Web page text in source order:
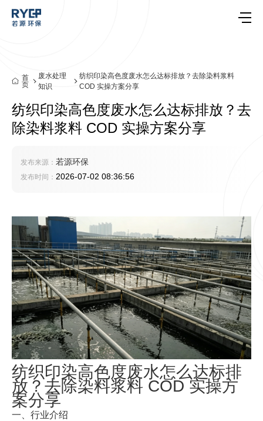
首
页
废水处理
知识
纺织印染高色度废水怎么达标排放？去除染料浆料
COD 实操方案分享
纺织印染高色度废水怎么达标排放？去
除染料浆料 COD 实操方案分享
发布来源： 若源环保
发布时间： 2026-07-02 08:36:56
纺织印染高色度废水怎么达标排
放？去除染料浆料 COD 实操方
案分享
一、行业介绍